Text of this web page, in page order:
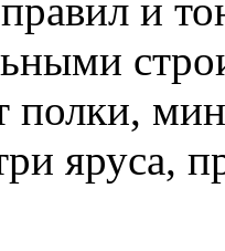
и
полки,
яруса,